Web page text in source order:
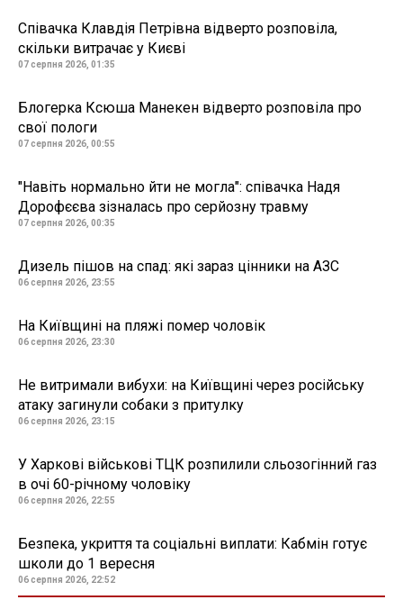
Співачка Клавдія Петрівна відверто розповіла,
скільки витрачає у Києві
07 серпня 2026, 01:35
Блогерка Ксюша Манекен відверто розповіла про
свої пологи
07 серпня 2026, 00:55
"Навіть нормально йти не могла": співачка Надя
Дорофєєва зізналась про серйозну травму
07 серпня 2026, 00:35
Дизель пішов на спад: які зараз цінники на АЗС
06 серпня 2026, 23:55
На Київщині на пляжі помер чоловік
06 серпня 2026, 23:30
Не витримали вибухи: на Київщині через російську
атаку загинули собаки з притулку
06 серпня 2026, 23:15
У Харкові військові ТЦК розпилили сльозогінний газ
в очі 60-річному чоловіку
06 серпня 2026, 22:55
Безпека, укриття та соціальні виплати: Кабмін готує
школи до 1 вересня
06 серпня 2026, 22:52